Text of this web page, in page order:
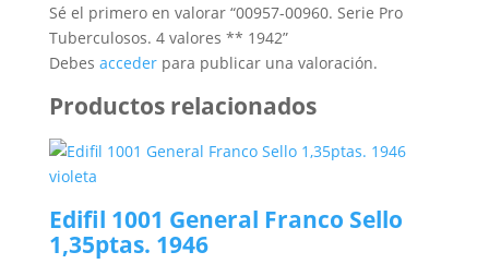
Sé el primero en valorar “00957-00960. Serie Pro
Tuberculosos. 4 valores ** 1942”
Debes accederpara publicar una valoración.
Productos relacionados
Edifil 1001 General Franco Sello
1,35ptas. 1946